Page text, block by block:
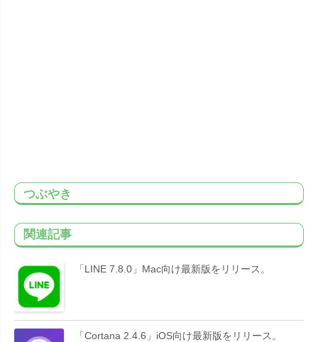
つぶやき
関連記事
「LINE 7.8.0」Mac向け最新版をリリース。
「Cortana 2.4.6」iOS向け最新版をリリース。